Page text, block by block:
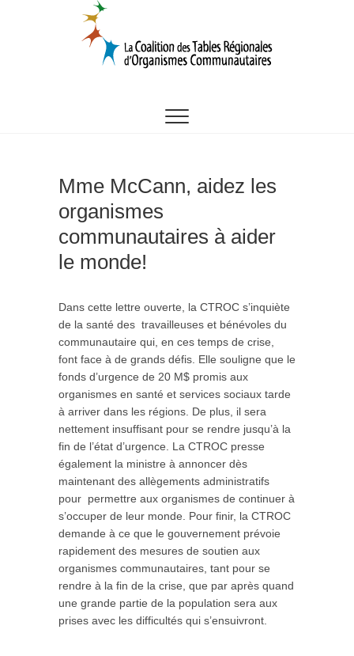
Mme McCann, aidez les
organismes
communautaires à aider
le monde!
Dans cette lettre ouverte, la CTROC s’inquiète
de la santé des travailleuses et bénévoles du
communautaire qui, en ces temps de crise,
font face à de grands défis. Elle souligne que le
fonds d’urgence de 20 M$ promis aux
organismes en santé et services sociaux tarde
à arriver dans les régions. De plus, il sera
nettement insuffisant pour se rendre jusqu’à la
fin de l’état d’urgence. La CTROC presse
également la ministre à annoncer dès
maintenant des allègements administratifs
pour permettre aux organismes de continuer à
s’occuper de leur monde. Pour finir, la CTROC
demande à ce que le gouvernement prévoie
rapidement des mesures de soutien aux
organismes communautaires, tant pour se
rendre à la fin de la crise, que par après quand
une grande partie de la population sera aux
prises avec les difficultés qui s’ensuivront.